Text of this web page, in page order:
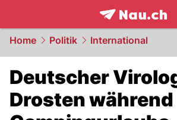
frontpage.
Home Politik International
Deutscher
Drosten während